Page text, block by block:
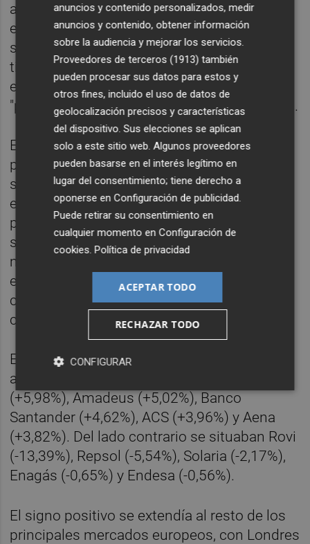
alcanzó los 564 millones de euros en ventas
en el primer trimestre de 2026, lo que
supone un incremento del 5,4% interanual a
tipo de cambio constante, con crecimiento
en todas las regiones y una contribución
"positiva" tanto del volumen como del precio.
En el ámbito macro, la actividad del sector
privado de España se ha deteriorado
sustancialmente en el mes de abril, cuando
el índice PMI compuesto bajó hasta los 48,7
puntos desde los 52,4 del mes anterior,
situándose por primera vez en dos años y
medio en un escenario de contracción ante
el fuerte deterioro en el sector servicios a
causa de la incertidumbre provocada por el
conflicto en Oriente Próximo.
En este contexto, los principales valores
alcistas eran ArcelorMittal (+7,59%), IAG
(+5,98%), Amadeus (+5,02%), Banco
Santander (+4,62%), ACS (+3,96%) y Aena
(+3,82%). Del lado contrario se situaban Rovi
(-13,39%), Repsol (-5,54%), Solaria (-2,17%),
Enagás (-0,65%) y Endesa (-0,56%).
El signo positivo se extendía al resto de los
principales mercados europeos, con Londres
anuncios y contenido personalizados, medir
anuncios y contenido, obtener información
sobre la audiencia y mejorar los servicios.
Proveedores de terceros (1913) también
pueden procesar sus datos para estos y
otros fines, incluido el uso de datos de
geolocalización precisos y características
del dispositivo. Sus elecciones se aplican
solo a este sitio web. Algunos proveedores
pueden basarse en el interés legítimo en
lugar del consentimiento; tiene derecho a
oponerse enConfiguración de publicidad.
Puede retirar su consentimiento en
cualquier momento enConfiguración de
cookies.Política de privacidad
ACEPTAR TODO
RECHAZAR TODO
CONFIGURAR